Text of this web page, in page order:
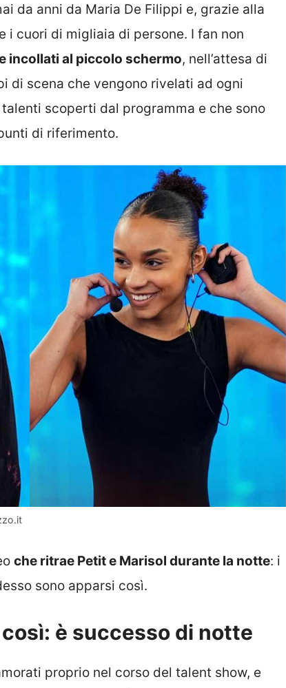
da anni da Maria De Filippi e, grazie alla
i cuori di migliaia di persone. I fan non
incollati al piccolo schermo, nell’attesa di
di scena che vengono rivelati ad ogni
scoperti dal programma e che sono
di riferimento.
che ritrae Petit e Marisol durante la notte: i
sono apparsi così.
è successo di notte
proprio nel corso del talent show, e